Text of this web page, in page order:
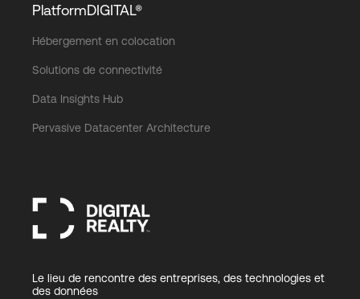
PlatformDIGITAL®
Hébergement en colocation
Solutions de connectivité
Data Insights Hub
Pervasive Datacenter Architecture
Le lieu de rencontre des entreprises, des technologies et
des données